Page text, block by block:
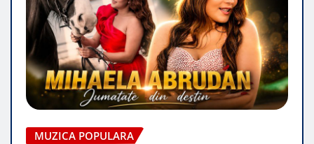
MUZICA POPULARA